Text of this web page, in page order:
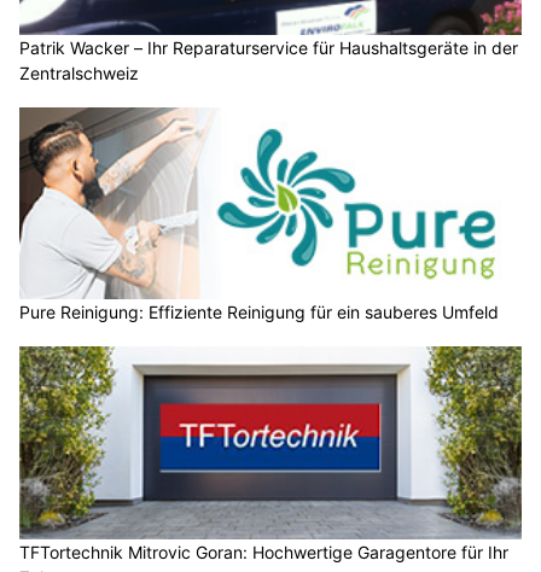
Patrik Wacker – Ihr Reparaturservice für Haushaltsgeräte in der
Zentralschweiz
Pure Reinigung: Effiziente Reinigung für ein sauberes Umfeld
TFTortechnik Mitrovic Goran: Hochwertige Garagentore für Ihr